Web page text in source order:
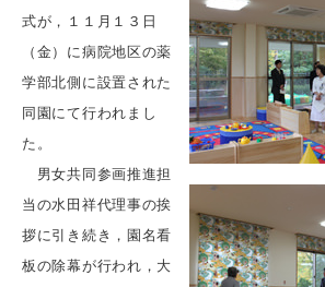
式が，１１月１３日
（金）に病院地区の薬
学部北側に設置された
同園にて行われまし
た。
男女共同参画推進担
当の水田祥代理事の挨
拶に引き続き，園名看
板の除幕が行われ，大